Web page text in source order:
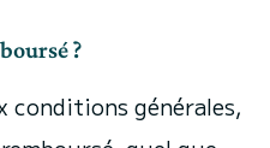
?
conditions générales,